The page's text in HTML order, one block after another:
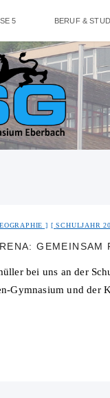
5 BERUF &
SCHULJAHR
bei uns an der
Gymnasium und